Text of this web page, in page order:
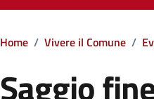
Home / Vivere il Comune /
Saggio